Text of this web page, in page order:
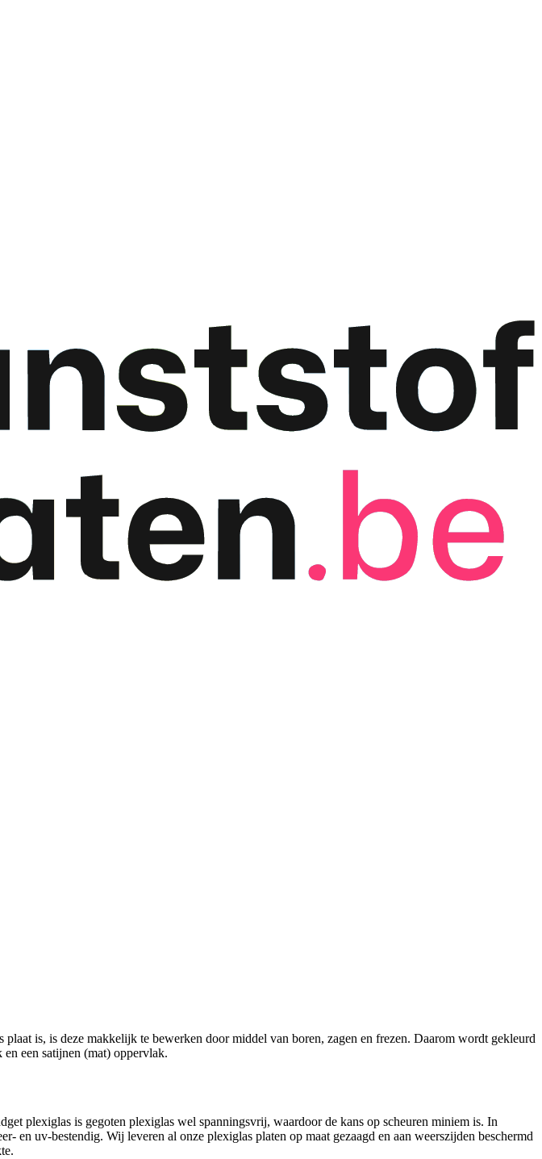
is, is deze makkelijk te bewerken door middel van boren, zagen en frezen. Daarom wordt gekleurd
een satijnen (mat) oppervlak.
plexiglas is gegoten plexiglas wel spanningsvrij, waardoor de kans op scheuren miniem is. In
en uv-bestendig. Wij leveren al onze plexiglas platen op maat gezaagd en aan weerszijden beschermd